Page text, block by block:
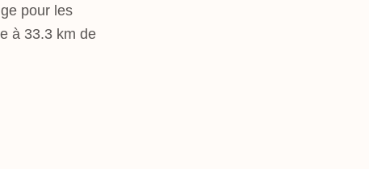
pour les
à 33.3 km de